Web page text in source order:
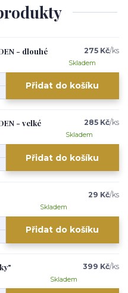
- dlouhé 275 Kč/ks
Skladem
Přidat do košíku
- velké 285 Kč/ks
Skladem
Přidat do košíku
29 Kč/ks
Skladem
Přidat do košíku
399 Kč/ks
Skladem